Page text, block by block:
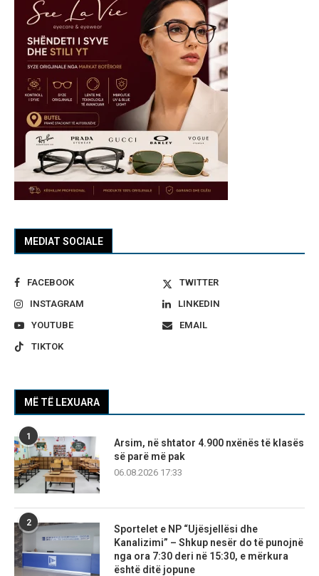
MEDIAT SOCIALE
FACEBOOK
TWITTER
INSTAGRAM
LINKEDIN
YOUTUBE
EMAIL
TIKTOK
MË TË LEXUARA
1
Arsim, në shtator 4.900 nxënës të klasës
së parë më pak
06.08.2026 17:33
2
Sportelet e NP “Ujësjellësi dhe
Kanalizimi” – Shkup nesër do të punojnë
nga ora 7:30 deri në 15:30, e mërkura
është ditë jopune